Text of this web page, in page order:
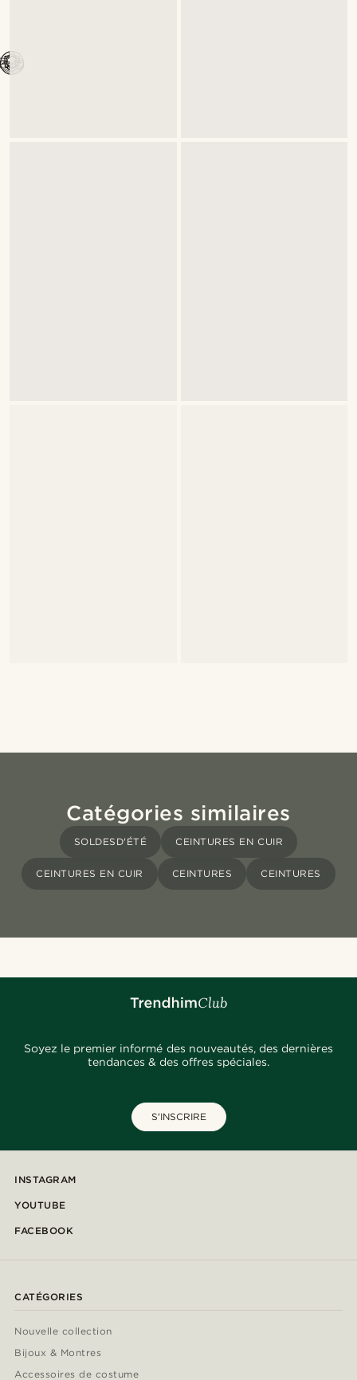
Catégories similaires
SOLDESD'ÉTÉ CEINTURES EN CUIR
CEINTURES EN CUIR CEINTURES CEINTURES
Soyez le premier informé des nouveautés, des dernières
tendances & des offres spéciales.
S'INSCRIRE
INSTAGRAM
YOUTUBE
FACEBOOK
CATÉGORIES
Nouvelle collection
Bijoux & Montres
Accessoires de costume